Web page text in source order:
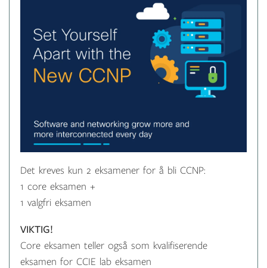
Det kreves kun 2 eksamener for å bli CCNP:
1 core eksamen +
1 valgfri eksamen
VIKTIG!
Core eksamen teller også som kvalifiserende
eksamen for CCIE lab eksamen